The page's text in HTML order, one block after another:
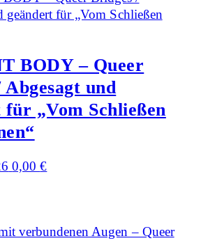
BODY – Queer
und
für „Vom Schließen
0,00€